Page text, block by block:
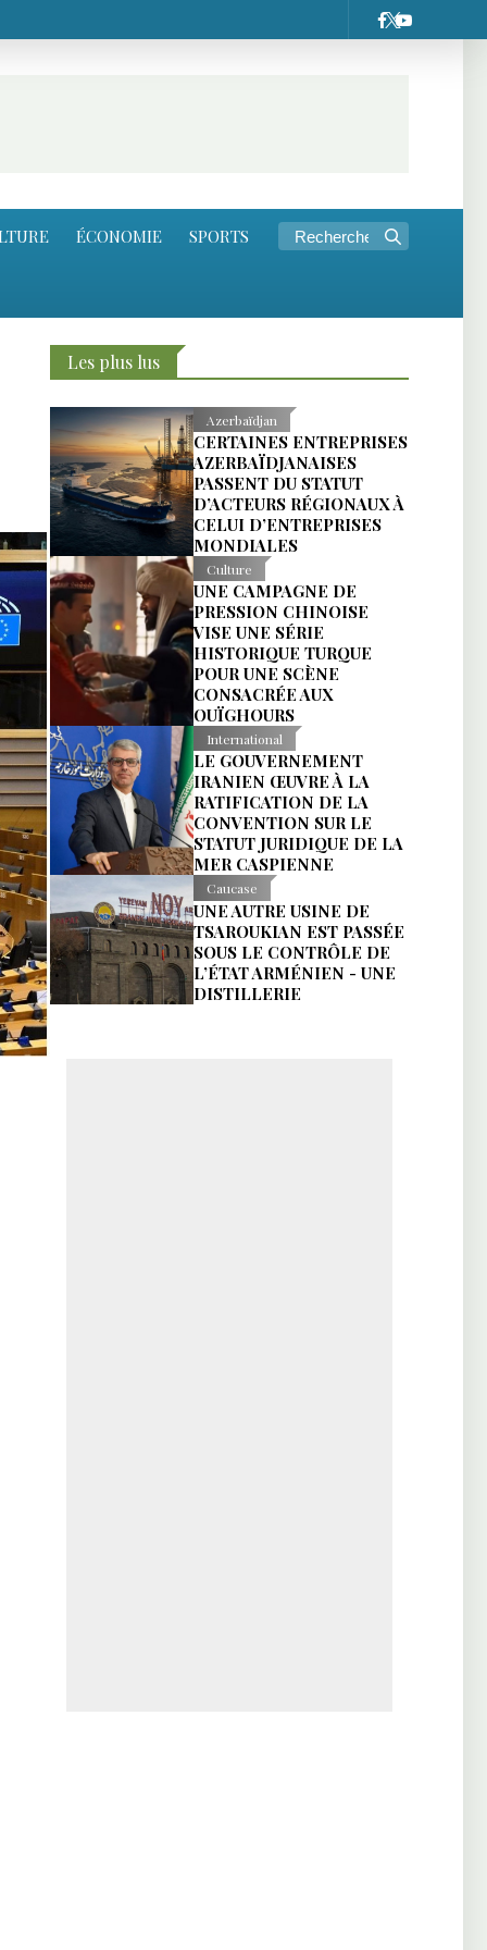
ÉCONOMIE SPORTS
Les plus lus
Azerbaïdjan
CERTAINES ENTREPRISES
AZERBAÏDJANAISES
PASSENT DU STATUT
D’ACTEURS RÉGIONAUX À
CELUI D’ENTREPRISES
MONDIALES
Culture
UNE CAMPAGNE DE
PRESSION CHINOISE
VISE UNE SÉRIE
HISTORIQUE TURQUE
POUR UNE SCÈNE
CONSACRÉE AUX
OUÏGHOURS
International
LE GOUVERNEMENT
IRANIEN ŒUVRE À LA
RATIFICATION DE LA
CONVENTION SUR LE
STATUT JURIDIQUE DE LA
MER CASPIENNE
Caucase
UNE AUTRE USINE DE
TSAROUKIAN EST PASSÉE
SOUS LE CONTRÔLE DE
L’ÉTAT ARMÉNIEN - UNE
DISTILLERIE